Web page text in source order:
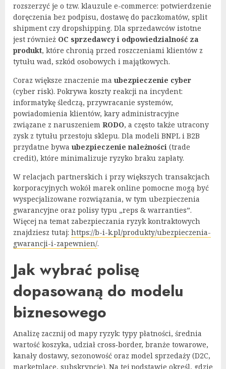
rozszerzyć je o tzw. klauzule e-commerce: potwierdzenie
doręczenia bez podpisu, dostawę do paczkomatów, split
shipment czy dropshipping. Dla sprzedawców istotne
jest również OC sprzedawcy i odpowiedzialność za
produkt, które chronią przed roszczeniami klientów z
tytułu wad, szkód osobowych i majątkowych.
Coraz większe znaczenie ma ubezpieczenie cyber
(cyber risk). Pokrywa koszty reakcji na incydent:
informatykę śledczą, przywracanie systemów,
powiadomienia klientów, kary administracyjne
związane z naruszeniem RODO, a często także utracony
zysk z tytułu przestoju sklepu. Dla modeli BNPL i B2B
przydatne bywa ubezpieczenie należności (trade
credit), które minimalizuje ryzyko braku zapłaty.
W relacjach partnerskich i przy większych transakcjach
korporacyjnych wokół marek online pomocne mogą być
wyspecjalizowane rozwiązania, w tym ubezpieczenia
gwarancyjne oraz polisy typu „reps & warranties”.
Więcej na temat zabezpieczania ryzyk kontraktowych
znajdziesz tutaj: https://b-i-k.pl/produkty/ubezpieczenia-
gwarancji-i-zapewnien/.
Jak wybrać polisę
dopasowaną do modelu
biznesowego
Analizę zacznij od mapy ryzyk: typy płatności, średnia
wartość koszyka, udział cross‑border, branże towarowe,
kanały dostawy, sezonowość oraz model sprzedaży (D2C,
marketplace, subskrypcje). Na tej podstawie określ, gdzie